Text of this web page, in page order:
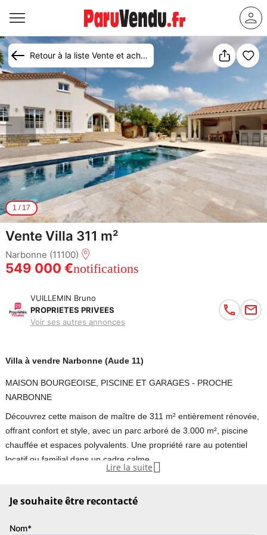
Retour à la liste Vente et achat maison Narbonne
1 / 17
Vente Villa 311 m²
Narbonne (11100)
549 000 €notifications
VUILLEMIN Bruno
PROPRIETES PRIVEES
Voir ses autres annonces
Villa à vendre Narbonne (Aude 11)
MAISON BOURGEOISE, PISCINE ET GARAGES - PROCHE
NARBONNE
Découvrez cette maison de maître de 311 m² entièrement rénovée,
offrant confort et style, avec un parc arboré de 3.000 m², piscine
chauffée et espaces polyvalents. Une propriété rare au potentiel
locatif ou familial dans un cadre calme.
PRIVEES / Bruno VUILLEMIN : +33 (0)/ 4 Kms de Lézignan-
Lire la suite
Je souhaite être recontacté
Nom*